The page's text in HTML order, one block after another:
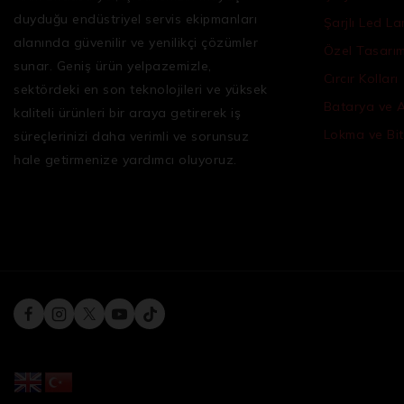
duyduğu endüstriyel servis ekipmanları
alanında güvenilir ve yenilikçi çözümler
sunar. Geniş ürün yelpazemizle,
sektördeki en son teknolojileri ve yüksek
kaliteli ürünleri bir araya getirerek iş
süreçlerinizi daha verimli ve sorunsuz
hale getirmenize yardımcı oluyoruz.
Şarjlı Led
Özel
Cırcır Kolları
Batarya ve
Lokma ve